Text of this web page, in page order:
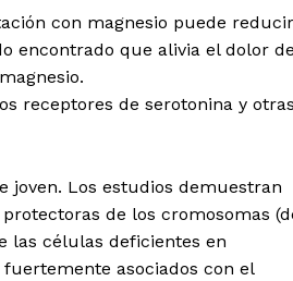
con magnesio puede reducir
encontrado que alivia el dolor
receptores de serotonina y
joven. Los estudios demuestran
de los cromosomas
las células deficientes en
asociados con el